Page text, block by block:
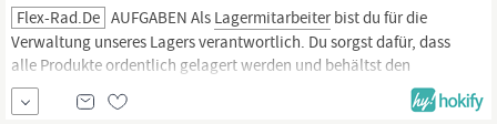
Flex-Rad.de AUFGABEN Als Lagermitarbeiterbist du für die
Verwaltung unseres Lagers verantwortlich. Du sorgst dafür, dass
alle Produkte ordentlich gelagert werden und behältst den
Überblick über den Bestand. Außerdem kümmerst du dich um den
Versand unserer Artikel und sorgst dafür, dass alles pünktlich